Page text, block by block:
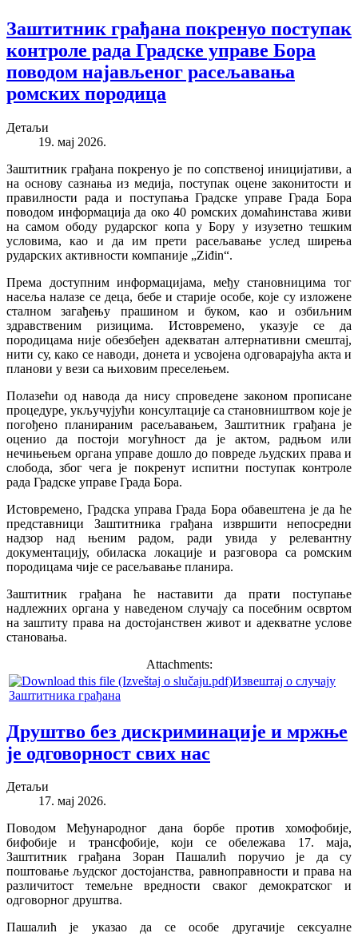
Заштитник грађана покренуо поступак
контроле рада Градске управе Бора
поводом најављеног расељавања
ромских породица
Детаљи
19. мај 2026.
Заштитник грађана покренуо је по сопственој иницијативи, а
на основу сазнања из медија, поступак оцене законитости и
правилности рада и поступања Градске управе Града Бора
поводом информација да око 40 ромских домаћинстава живи
на самом ободу рударског копа у Бору у изузетно тешким
условима, као и да им прети расељавање услед ширења
рударских активности компаније „Ziđin“.
Према доступним информацијама, међу становницима тог
насеља налазе се деца, бебе и старије особе, које су изложене
сталном загађењу прашином и буком, као и озбиљним
здравственим ризицима. Истовремено, указује се да
породицама није обезбеђен адекватан алтернативни смештај,
нити су, како се наводи, донета и усвојена одговарајућа акта и
планови у вези са њиховим преселењем.
Полазећи од навода да нису спроведене законом прописане
процедуре, укључујући консултације са становништвом које је
погођено планираним расељавањем, Заштитник грађана је
оценио да постоји могућност да је актом, радњом или
нечињењем органа управе дошло до повреде људских права и
слобода, због чега је покренут испитни поступак контроле
рада Градске управе Града Бора.
Истовремено, Градска управа Града Бора обавештена је да ће
представници Заштитника грађана извршити непосредни
надзор над њеним радом, ради увида у релевантну
документацију, обиласка локације и разговора са ромским
породицама чије се расељавање планира.
Заштитник грађана ће наставити да прати поступање
надлежних органа у наведеном случају са посебним освртом
на заштиту права на достојанствен живот и адекватне услове
становања.
Attachments:
Извештај о случају
Заштитника грађана
Друштво без дискриминације и мржње
је одговорност свих нас
Детаљи
17. мај 2026.
Поводом Међународног дана борбе против хомофобије,
бифобије и трансфобије, који се обележава 17. маја,
Заштитник грађана Зоран Пашалић поручио је да су
поштовање људског достојанства, равноправности и права на
различитост темељне вредности сваког демократског и
одговорног друштва.
Пашалић је указао да се особе другачије сексуалне